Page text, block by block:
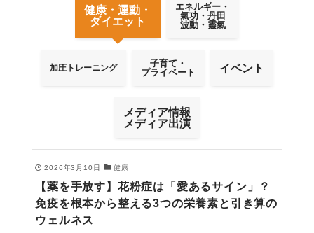
健康・運動・
ダイエット
エネルギー・
氣功・丹田
波動・靈氣
加圧トレーニング
子育て・
プライベート
イベント
メディア情報
メディア出演
2026年3月10日 健康
【薬を手放す】花粉症は「愛あるサイン」？
免疫を根本から整える3つの栄養素と引き算の
ウェルネス